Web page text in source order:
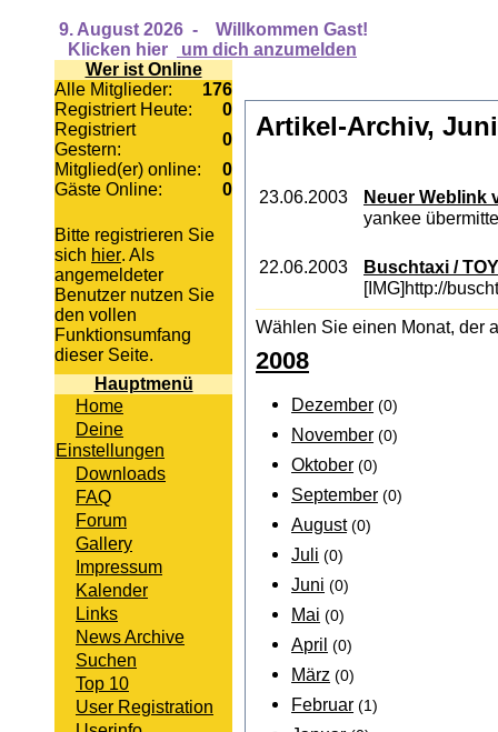
9. August 2026 -
Willkommen Gast!
Klicken hier
um dich anzumelden
Wer ist Online
Alle Mitglieder:
176
Registriert Heute:
0
Registriert
Gestern:
0
Mitglied(er) online:
0
Gäste Online:
0
Bitte registrieren Sie
sich hier. Als
angemeldeter
Benutzer nutzen Sie
den vollen
Funktionsumfang
dieser Seite.
Hauptmenü
Home
Deine
Einstellungen
Downloads
FAQ
Forum
Gallery
Impressum
Kalender
Links
News Archive
Suchen
Top 10
User Registration
Artikel-Archiv,
23.06.2003
Neuer Weblink
yankee
22.06.2003
Buschtaxi /
[IMG]http://
Wählen Sie einen Monat, der
2008
Dezember (0)
November (0)
Oktober (0)
September (0)
August (0)
Juli (0)
Juni (0)
Mai (0)
April (0)
März (0)
Februar (1)